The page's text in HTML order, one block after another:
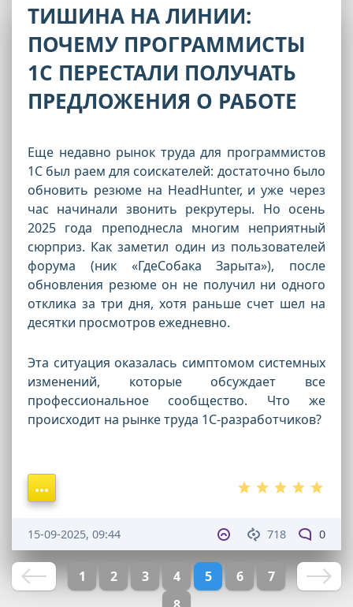
ТИШИНА НА ЛИНИИ:
ПОЧЕМУ ПРОГРАММИСТЫ
1С ПЕРЕСТАЛИ ПОЛУЧАТЬ
ПРЕДЛОЖЕНИЯ О РАБОТЕ
Еще недавно рынок труда для программистов
1С был раем для соискателей: достаточно было
обновить резюме на HeadHunter, и уже через
час начинали звонить рекрутеры. Но осень
2025 года преподнесла многим неприятный
сюрприз. Как заметил один из пользователей
форума (ник «ГдеСобака Зарыта»), после
обновления резюме он не получил ни одного
отклика за три дня, хотя раньше счет шел на
десятки просмотров ежедневно.
Эта ситуация оказалась симптомом системных
изменений, которые обсуждает все
профессиональное сообщество. Что же
происходит на рынке труда 1С-разработчиков?
718 0
15-09-2025, 09:44
1 2 3 4 5 6
7